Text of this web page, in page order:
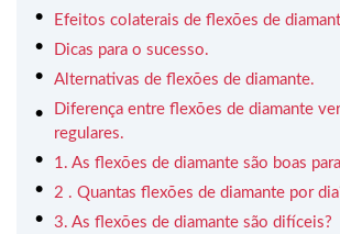
Efeitos colaterais de flexões de
Dicas para o sucesso.
Alternativas de flexões de diamante.
Diferença entre flexões de diamante
regulares.
1. As flexões de diamante são boas
2 . Quantas flexões de diamante por
3. As flexões de diamante são difíceis?